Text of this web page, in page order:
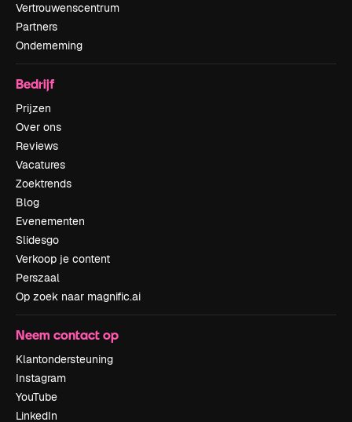
Vertrouwenscentrum
Partners
Onderneming
Bedrijf
Prijzen
Over ons
Reviews
Vacatures
Zoektrends
Blog
Evenementen
Slidesgo
Verkoop je content
Perszaal
Op zoek naar magnific.ai
Neem contact op
Klantondersteuning
Instagram
YouTube
LinkedIn